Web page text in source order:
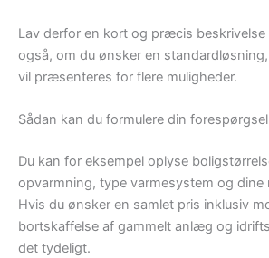
Lav derfor en kort og præcis beskrivelse
også, om du ønsker en
vil præsenteres for flere muligheder.
Sådan kan du formulere din forespørgsel
Du kan for eksempel oplyse
opvarmning, type varmesystem og dine
Hvis du ønsker en samlet pris inklusiv
bortskaffelse af gammelt anlæg og
det tydeligt.